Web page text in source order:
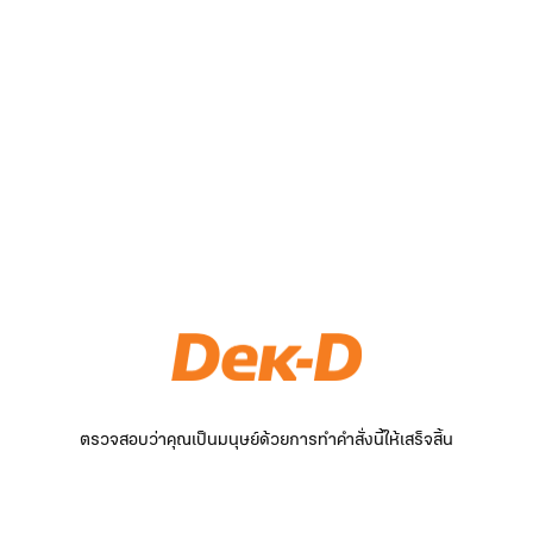
ตรวจสอบว่าคุณเป็นมนุษย์ด้วยการทำคำสั่งนี้ให้เสร็จสิ้น